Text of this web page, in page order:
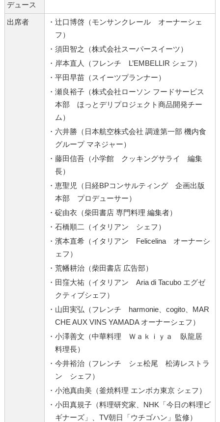
デュース
出席者
・辻口博啓（モンサンクレール オーナーシェ
フ）
・須田智之（株式会社スーパースイーツ）
・岸本直人（フレンチ L’EMBELLIR シェフ）
・平田早苗（スイーツプランナー）
・瀬良裕子（株式会社ローソン フードサービス
本部 ほっとデリプロジェクト商品開発チー
ム）
・六井勝（日本航空株式会社 調達第一部 機内食
グループ マネジャー）
・藤田信吾（小学館 クッキングサライ 編集
長）
・恵聖児（日経BPコンサルティング 企画出版
本部 プロデューサー）
・碇由衣（柴田書店 専門料理 編集者）
・石橋順二（イタリアン シェフ）
・濱本直希（イタリアン Felicelina オーナーシ
ェフ）
・荒幡耕治（柴田書店 広告部）
・田窪大祐（イタリアン Aria di Tacubo エグゼ
クティブシェフ）
・山田実弘（フレンチ harmonie、cogito、MAR
CHE AUX VINS YAMADA オーナーシェフ）
・小澤善文（中華料理 Ｗａｋｉｙａ 臥龍居
料理長）
・今井裕治（フレンチ シェ松尾 松涛レストラ
ン シェフ）
・小池真由美（釜焼料理 エンボカ東京 シェフ）
・小田真規子（料理研究家、NHK「今日の料理ビ
ギナーズ」、TV朝日「ウチゴハン」監修）